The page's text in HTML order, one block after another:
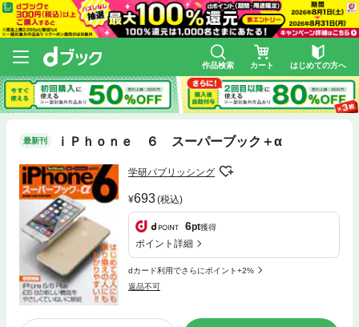
作品検索 カート はじめての方へ
最新刊 ｉＰｈｏｎｅ ６ スーパーブック＋α
学研パブリッシング
693(税込)
6pt獲得
ポイント詳細
dカード利用でさらにポイント+2%
返品不可